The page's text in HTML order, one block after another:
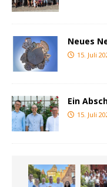
Neues
15. Juli
Ein
15. Juli